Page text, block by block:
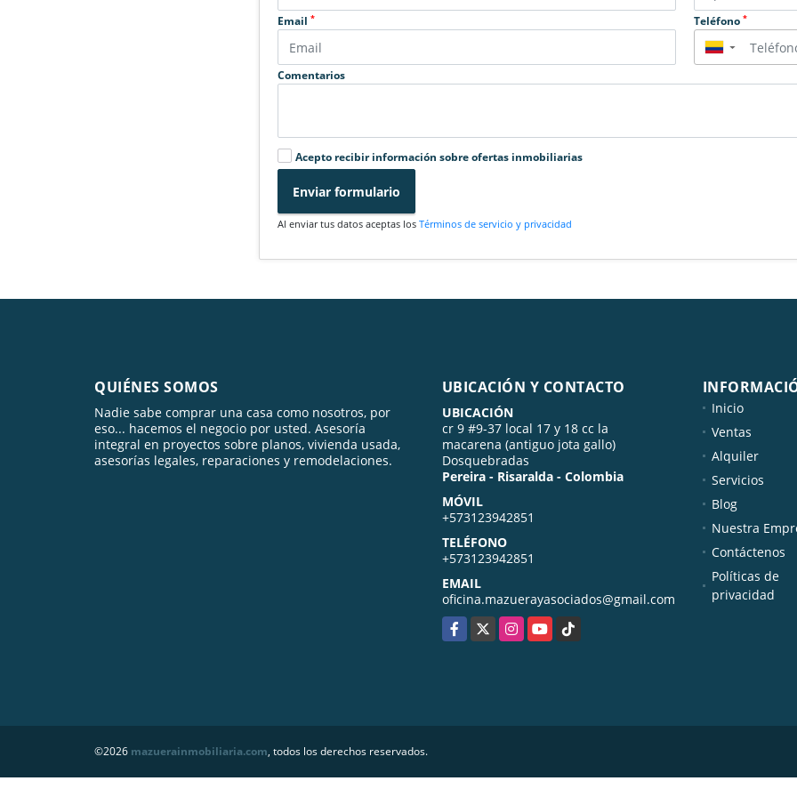
Email* Teléfono *
▼
Comentarios
Acepto recibir información sobre ofertas inmobiliarias
Enviar formulario
Al enviar tus datos aceptas losTérminos de servicio y privacidad
QUIÉNES SOMOS
Nadie sabe comprar una casa como nosotros, por
eso... hacemos el negocio por usted. Asesoría
integral en proyectos sobre planos, vivienda usada,
asesorías legales, reparaciones y remodelaciones.
UBICACIÓN Y CONTACTO
UBICACIÓN
cr 9 #9-37 local 17 y 18 cc la
macarena (antiguo jota gallo)
Dosquebradas
Pereira - Risaralda - Colombia
MÓVIL
+573123942851
TELÉFONO
+573123942851
EMAIL
oficina.mazuerayasociados@gmail.com
Facebook
X InstagramYouTubeTikTok
Inicio
Ventas
Alquiler
Servicios
Blog
Nuestra
Contáctenos
Políticas de
privacidad
©2026 mazuerainmobiliaria.com, todos los derechos reservados.